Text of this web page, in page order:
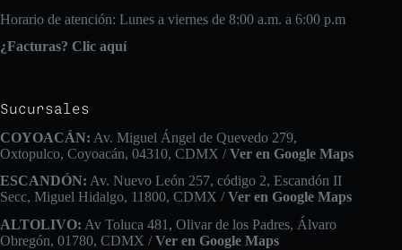
Horario de atención: Lunes a viernes de 8:00 a.m. a 6:00 p.m
¿Facturas? Clic aquí
Sucursales
COYOACÁN: Av. Miguel Ángel de Quevedo 279,
Oxtopulco, Coyoacán, 04310, CDMX / Ver en Google Maps
ESCANDÓN: Av. Nuevo León 257, código 2, Escandón II
Secc, Miguel Hidalgo, 11800, CDMX /Ver en Google Maps
ALTOLIVO: Av Toluca 481, Olivar de los Padres, Álvaro
Obregón, 01780, CDMX /Ver en Google Maps